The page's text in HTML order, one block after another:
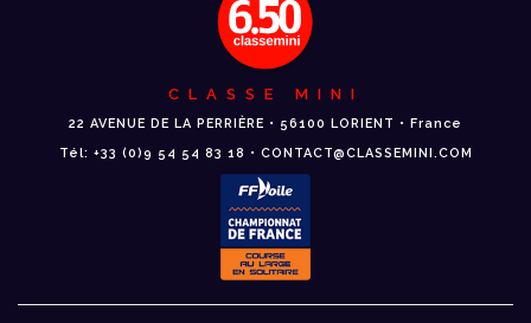
CLASSE MINI
22 AVENUE DE LA PERRIÈRE • 56100 LORIENT • France
Tél: +33 (0)9 54 54 83 18 • CONTACT@CLASSEMINI.COM